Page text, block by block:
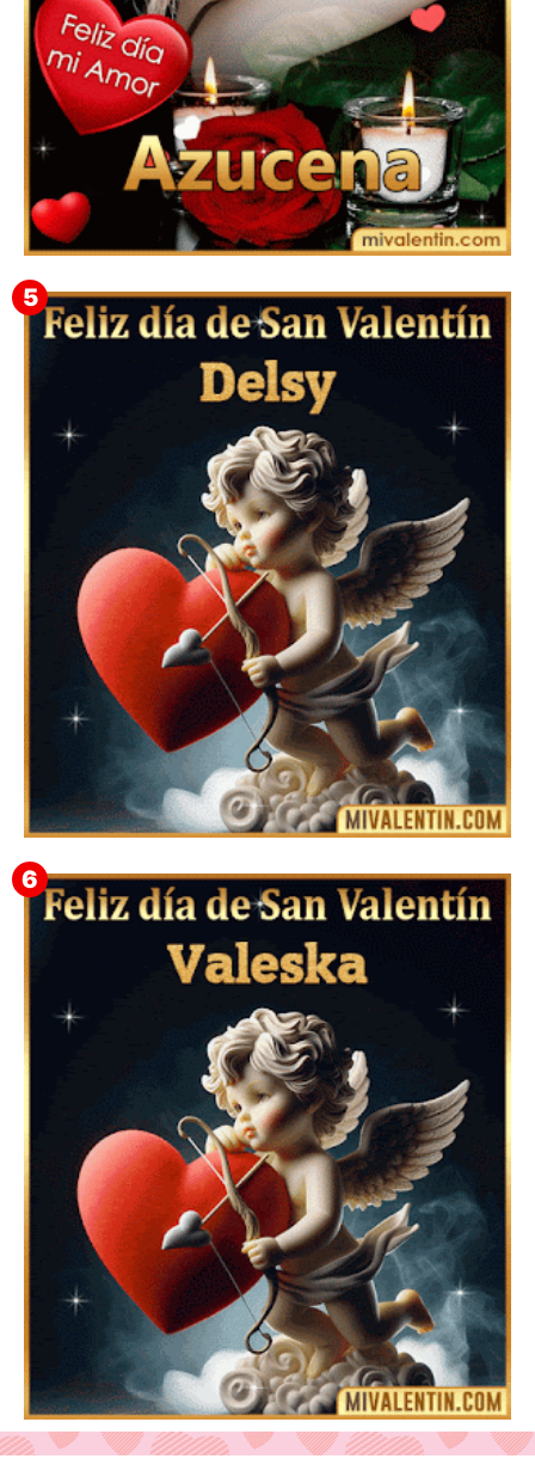
Feliz San Valentín Azucena
Feliz San Valentín Delsy